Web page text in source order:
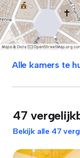
Alle kamers te
47
Bekijk alle 47